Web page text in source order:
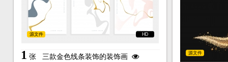
源文件
HD
源文件
1 张 三款金色线条装饰的装饰画